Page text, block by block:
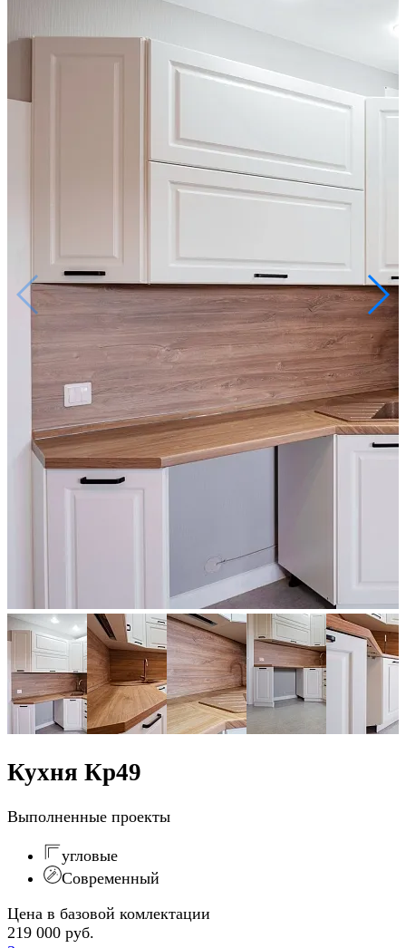
Кухня Кр49
Выполненные проекты
угловые
Современный
Цена в базовой комлектации
219 000 руб.